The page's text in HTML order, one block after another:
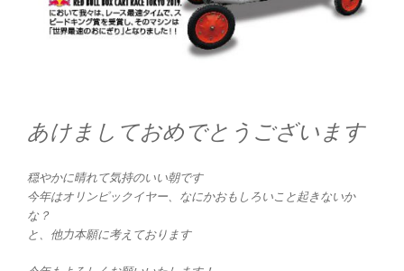
あけましておめでとうございます
穏やかに晴れて気持のいい朝です
今年はオリンピックイヤー、なにかおもしろいこと起きないか
な？
と、他力本願に考えております